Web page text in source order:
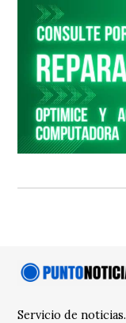
Servicio de noticias.